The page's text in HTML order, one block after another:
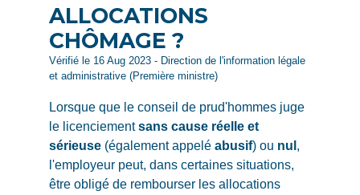
ALLOCATIONS
CHÔMAGE ?
Vérifié le 16 Aug 2023 - Direction de l'information légale
et administrative (Première ministre)
Lorsque que le conseil de prud'hommes juge
le licenciementsans cause réelle et
sérieuse (également appeléabusif) ou nul ,
l'employeur peut, dans certaines situations,
être obligé de rembourser les allocations